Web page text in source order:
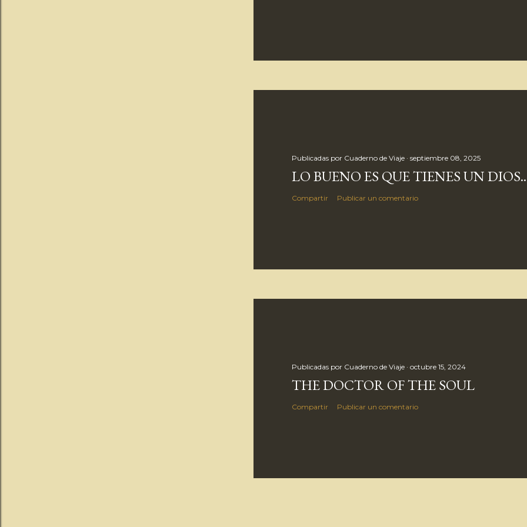
Publicadas por Cuaderno de Viaje septiembre 08, 2025
LO BUENO ES QUE TIENES UN
Compartir Publicar un comentario
Publicadas por Cuaderno de Viaje octubre 15, 2024
THE DOCTOR OF THE SOUL
Compartir Publicar un comentario